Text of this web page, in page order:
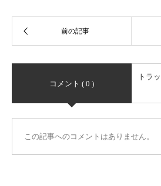
コメント ( 0 )
トラ
この記事へのコメントはありません。